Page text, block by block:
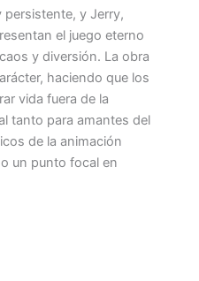
persistente, y Jerry,
el juego eterno
y diversión. La obra
haciendo que los
vida fuera de la
tanto para amantes del
de la animación
un punto focal en